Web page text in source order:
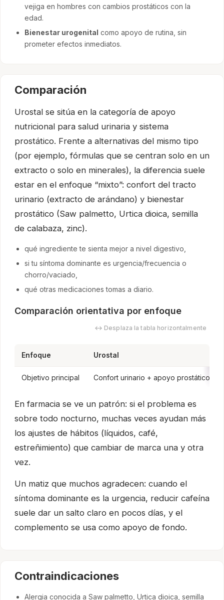
vejiga en hombres con cambios prostáticos con la
edad.
Bienestar urogenital como apoyo de rutina, sin
prometer efectos inmediatos.
Comparación
Urostal se sitúa en la categoría de apoyo
nutricional para salud urinaria y sistema
prostático. Frente a alternativas del mismo tipo
(por ejemplo, fórmulas que se centran solo en un
extracto o solo en minerales), la diferencia suele
estar en el enfoque “mixto”: confort del tracto
urinario (extracto de arándano) y bienestar
prostático (Saw palmetto, Urtica dioica, semilla
de calabaza, zinc).
qué ingrediente te sienta mejor a nivel digestivo,
si tu síntoma dominante es urgencia/frecuencia o
chorro/vaciado,
qué otras medicaciones tomas a diario.
Comparación orientativa por enfoque
↔ Desplaza la tabla horizontalmente
Enfoque Urostal
Objetivo principal Confort urinario + apoyo prostático
En farmacia se ve un patrón: si el problema es
sobre todo nocturno, muchas veces ayudan más
los ajustes de hábitos (líquidos, café,
estreñimiento) que cambiar de marca una y otra
vez.
Un matiz que muchos agradecen: cuando el
síntoma dominante es la urgencia, reducir cafeína
suele dar un salto claro en pocos días, y el
complemento se usa como apoyo de fondo.
Contraindicaciones
Alergia conocida a Saw palmetto, Urtica dioica, semilla